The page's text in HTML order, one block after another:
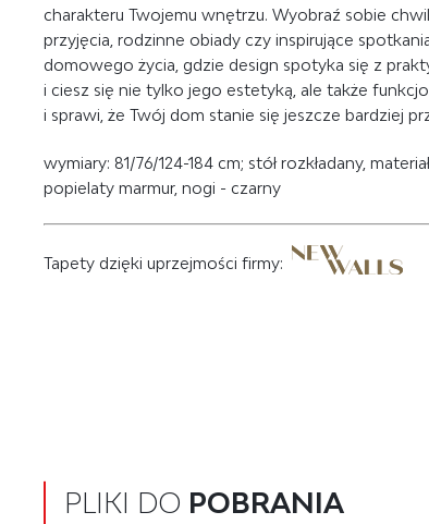
charakteru Twojemu wnętrzu. Wyobraź sobie
przyjęcia, rodzinne obiady czy inspirujące
domowego życia, gdzie design spotyka się z
i ciesz się nie tylko jego estetyką, ale także
i sprawi, że Twój dom stanie się jeszcze bardziej
wymiary: 81/76/124-184 cm; stół rozkładany,
popielaty marmur, nogi - czarny
Tapety dzięki uprzejmości firmy:
PLIKI DO POBRANIA